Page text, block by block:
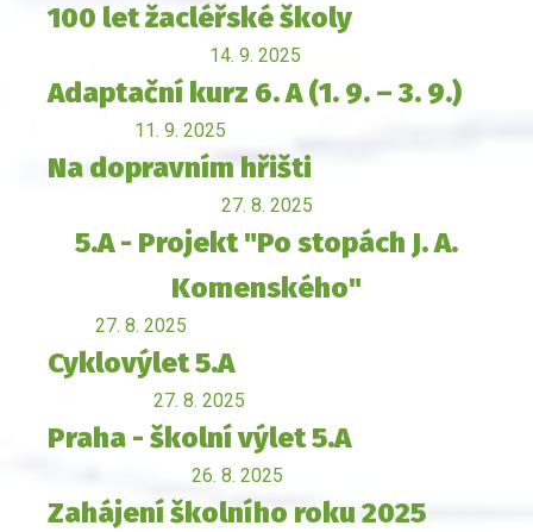
100 let žacléřské školy
14. 9. 2025
Adaptační kurz 6. A (1. 9. – 3. 9.)
11. 9. 2025
Na dopravním hřišti
27. 8. 2025
5.A - Projekt "Po stopách J. A.
Komenského"
27. 8. 2025
Cyklovýlet 5.A
27. 8. 2025
Praha - školní výlet 5.A
26. 8. 2025
Zahájení školního roku 2025